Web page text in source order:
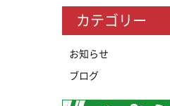
カテゴリー
お知らせ
ブログ